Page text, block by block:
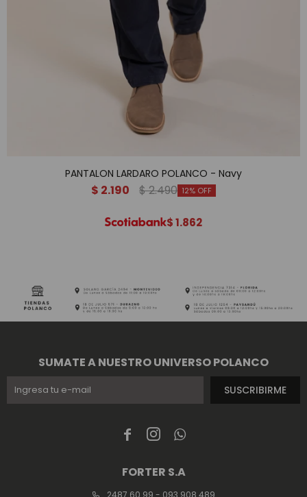
PANTALON LARDARO POLANCO - Navy
$ 2.190 $2.490 12
$1.862
  
FORTER S.A
2487 60 99 - 093 908 489
SUMATE A NUESTRO UNIVERSO POLANCO
SUSCRIBIRME